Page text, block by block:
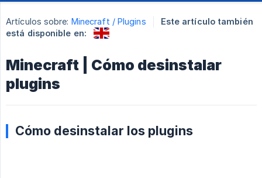
Artículos sobre: Minecraft / Plugins
Este artículo también
está disponible en:
Minecraft | Cómo desinstalar
plugins
Cómo desinstalar los plugins